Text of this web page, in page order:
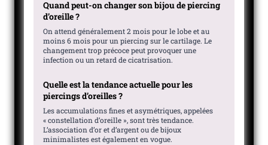
Quand peut-on changer son bijou de piercing
d’oreille ?
On attend généralement 2 mois pour le lobe et au
moins 6 mois pour un piercing sur le cartilage. Le
changement trop précoce peut provoquer une
infection ou un retard de cicatrisation.
Quelle est la tendance actuelle pour les
piercings d’oreilles ?
Les accumulations fines et asymétriques, appelées
« constellation d’oreille », sont très tendance.
L’association d’or et d’argent ou de bijoux
minimalistes est également en vogue.